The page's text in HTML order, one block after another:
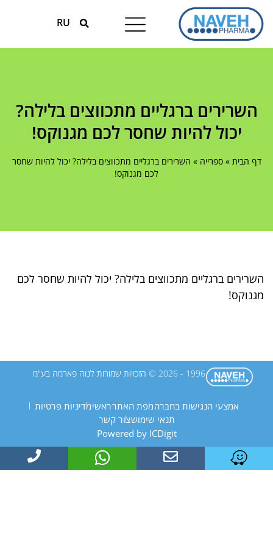
RU
השרירים ברגליים מתכווצים בלילה?
יכול להיות שחסר לכם מגנוקס!
דף הבית »ספרייה » השרירים ברגליים מתכווצים בלילה? יכול להיות שחסר
לכם מגנוקס!
השרירים ברגליים מתכווצים בלילה? יכול להיות שחסר לכם
מגנוקס!
אמצעי הנגישות בחברהמפת האתרראשימדיניות פרטיות
תנאי שימושצור קשר
Powered by ICDigit
1996 - 2026 © הזכויות שמורות לנוה פארמה בע"מ